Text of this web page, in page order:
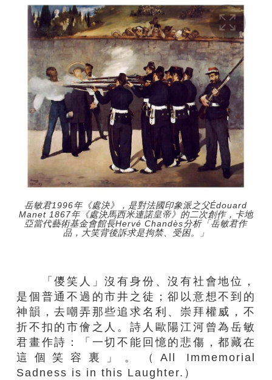
岳敏君1996年《處決》，是對法國印象派之父Édouard
Manet 1867年《處決馬西米連諾皇帝》的二次創作，卡地
亞當代藝術基金會館長Hervé Chandès分析「岳敏君作
品，大笑背後訴求是拘禁、受困。」
「儍笑人」沒有身份、沒有社會地位，
是個普通不過的市井之徒；卻以意想不到的
神韻，去嘲弄那些追求名利、崇拜權威，不
折不扣的市儈之人 。 詩人歐陽江河曾為岳敏
君畫作詩：「一切不能回憶的悲傷，都藏在
這個笑容裏」。（All Immemorial
Sadness is in this Laughter. ）